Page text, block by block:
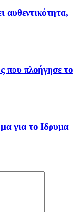
αυθεντικότητα,
που πλοήγησε το
για το Ιδρυμα